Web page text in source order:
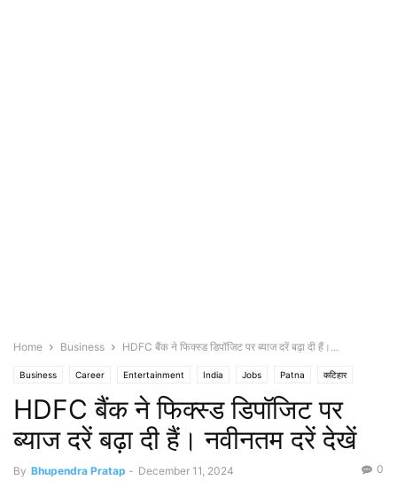
Home Business HDFC बैंक ने फिक्स्ड डिपॉजिट पर ब्याज दरें बढ़ा दी हैं।...
Business Career Entertainment India Jobs Patna कटिहार
गया मुजफ्फरपुर विदेश शिवान
HDFC बैंक ने फिक्स्ड डिपॉजिट पर
ब्याज दरें बढ़ा दी हैं। नवीनतम दरें देखें
By Bhupendra Pratap - December 11, 2024 0